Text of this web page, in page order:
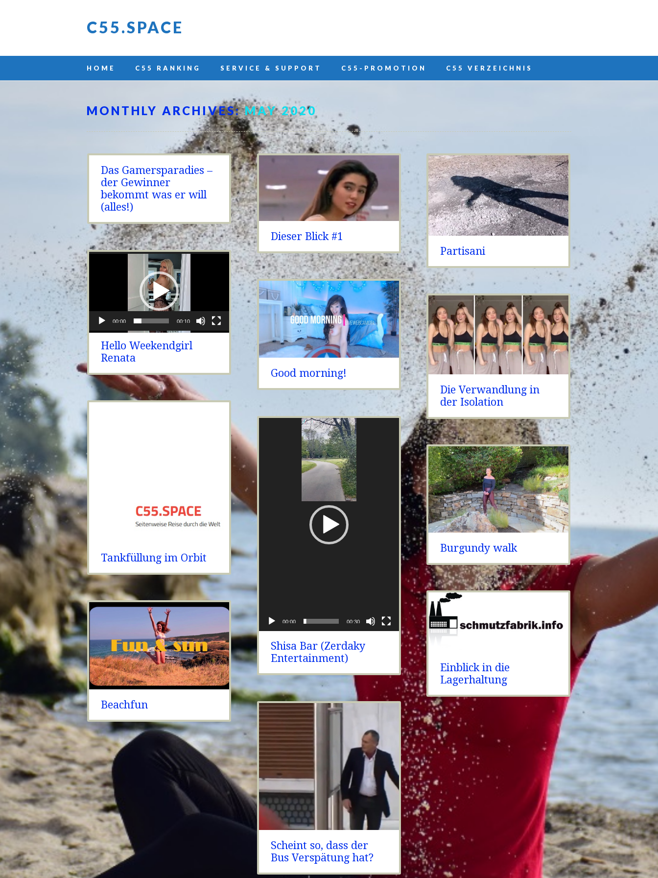
C55.SPACE
Main menu
to
HOME C55 RANKING SERVICE & SUPPORT C55-PROMOTION C55 VERZEICHNIS
MONTHLY ARCHIVES:MAY 2020
Das Gamersparadies –
der Gewinner
bekommt was er will
(alles!)
Dieser Blick #1
Partisani
00:00 00:10
Hello Weekendgirl
Renata
Good morning!
Die Verwandlung in
der Isolation
Tankfüllung im Orbit
00:00 00:30
Shisa Bar (Zerdaky
Entertainment)
Burgundy walk
Einblick in die
Lagerhaltung
Beachfun
Scheint so, dass der
Bus Verspätung hat?